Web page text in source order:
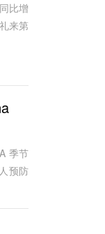
比增
来第
季节
预防